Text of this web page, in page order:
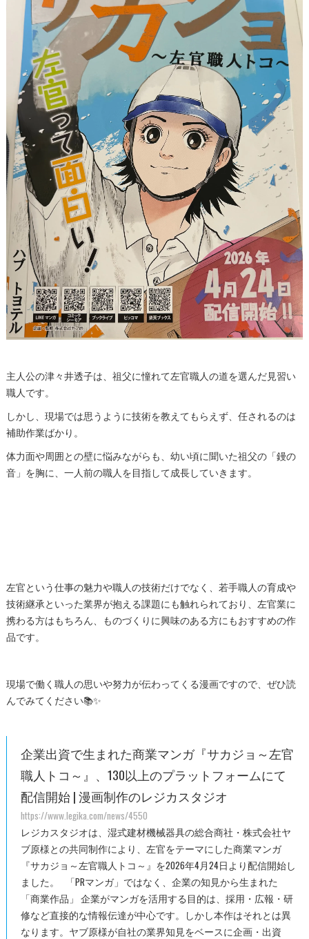
主人公の津々井透子は、祖父に憧れて左官職人の道を選んだ見習い
職人です。
しかし、現場では思うように技術を教えてもらえず、任されるのは
補助作業ばかり。
体力面や周囲との壁に悩みながらも、幼い頃に聞いた祖父の「鏝の
音」を胸に、一人前の職人を目指して成長していきます。
左官という仕事の魅力や職人の技術だけでなく、若手職人の育成や
技術継承といった業界が抱える課題にも触れられており、左官業に
携わる方はもちろん、ものづくりに興味のある方にもおすすめの作
品です。
現場で働く職人の思いや努力が伝わってくる漫画ですので、ぜひ読
んでみてください📚✨
企業出資で生まれた商業マンガ『サカジョ～左官
職人トコ～』、130以上のプラットフォームにて
配信開始 | 漫画制作のレジカスタジオ
https://www.legika.com/news/4550
レジカスタジオは、湿式建材機械器具の総合商社・株式会社ヤ
ブ原様との共同制作により、左官をテーマにした商業マンガ
『サカジョ～左官職人トコ～』を2026年4月24日より配信開始し
ました。 「PRマンガ」ではなく、企業の知見から生まれた
「商業作品」 企業がマンガを活用する目的は、採用・広報・研
修など直接的な情報伝達が中心です。しかし本作はそれとは異
なります。ヤブ原様が自社の業界知見をベースに企画・出資